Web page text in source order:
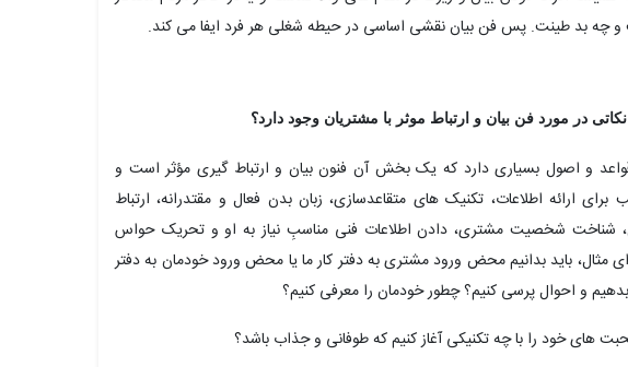
چه بد طینت. پس فن بیان نقشی اساسی در حیطه شغلی هر فرد ایفا می کند.
در مورد فن بیان و ارتباط موثر با مشتریان وجود دارد؟
و اصول بسیاری دارد که یک بخش آن فنون بیان و ارتباط گیری مؤثر است و
برای ارائه اطلاعات، تکنیک های متقاعدسازی، زبان بدن فعال و مقتدرانه، ارتباط
شناخت شخصیت مشتری، دادن اطلاعات فنی مناسبِ نیاز به او و تحریک حواس
مثال، باید بدانیم محض ورود مشتری به دفتر کار ما یا محض ورود خودمان به دفتر
و احوال پرسی کنیم؟ چطور خودمان را معرفی کنیم؟
های خود را با چه تکنیکی آغاز کنیم که طوفانی و جذاب باشد؟